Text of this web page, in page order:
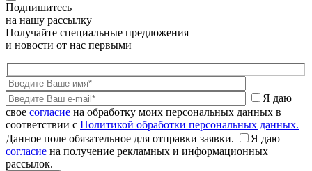
Подпишитесь
на нашу рассылку
Получайте специальные предложения
и новости от нас первыми
Я даю
свое согласие на обработку моих персональных данных в
соответствии с Политикой обработки персональных данных.
Данное поле обязательное для отправки заявки.
Я даю
согласие на получение рекламных и информационных
рассылок.